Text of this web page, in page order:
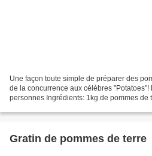
Une façon toute simple de préparer des
de la concurrence aux célèbres
personnes Ingrédients: 1kg de pommes de
Gratin de pommes de terre